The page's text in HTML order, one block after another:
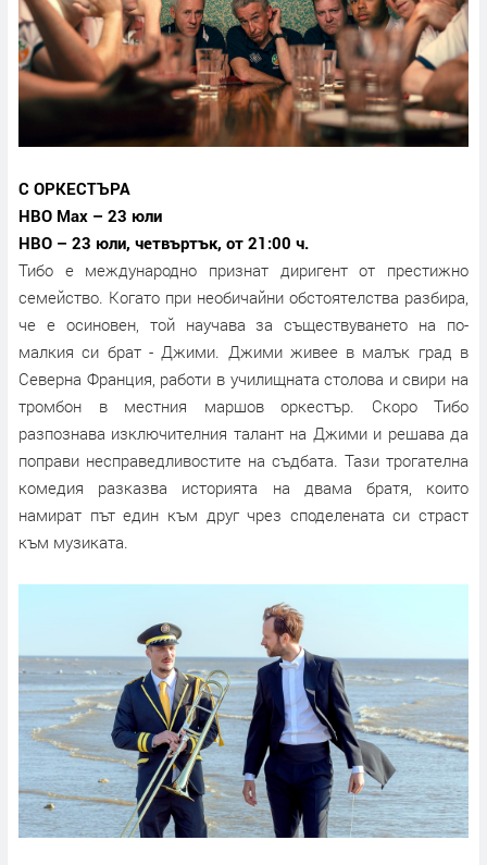
С ОРКЕСТЪРА
HBO Max – 23 юли
HBO – 23 юли, четвъртък, от 21:00 ч.
Тибо е международно признат диригент от престижно
семейство. Когато при необичайни обстоятелства разбира,
че е осиновен, той научава за съществуването на по-
малкия си брат - Джими. Джими живее в малък град в
Северна Франция, работи в училищната столова и свири на
тромбон в местния маршов оркестър. Скоро Тибо
разпознава изключителния талант на Джими и решава да
поправи несправедливостите на съдбата. Тази трогателна
комедия разказва историята на двама братя, които
намират път един към друг чрез споделената си страст
към музиката.